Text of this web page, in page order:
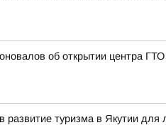
об открытии центра ГТО
развитие туризма в Якутии